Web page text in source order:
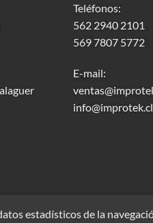
Teléfonos:
562 2940 2101
569 7807 5772
E-mail:
info@improtek.cl
estadísticos de la